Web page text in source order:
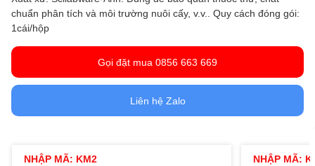
chuẩn phân tích và môi trường nuôi cấy, v.v..
Quy cách đóng gói:
1cái/hộp
Gọi đặt mua 0856 663 669
Liên hệ Zalo
NHẬP MÃ: KM2 NHẬP MÃ: